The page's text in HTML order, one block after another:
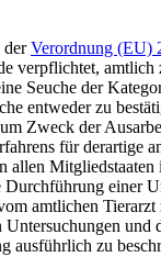
derVerordnung (EU)
verpflichtet, amtlich
Seuche der
entweder zu
Zweck der
für derartige
allen Mitgliedstaaten
Durchführung einer
amtlichen Tierarzt
Untersuchungen und
ausführlich zu